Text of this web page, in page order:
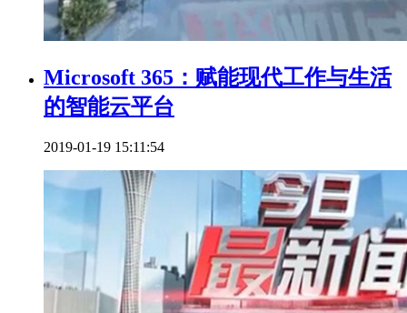
Microsoft 365：赋能现代工作与生活
的智能云平台
2019-01-19 15:11:54